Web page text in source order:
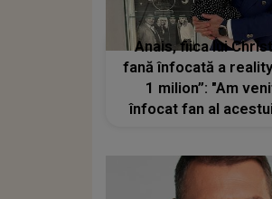
Anais, fiica lui
fană înfocată a
1 milion”: "Am
înfocat fan al